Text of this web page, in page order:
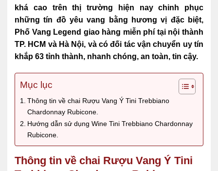
khá cao trên thị trường hiện nay chinh phục
những tín đồ yêu vang bằng hương vị đặc biệt,
Phố Vang Legend giao hàng miễn phí tại nội thành
TP. HCM và Hà Nội, và có đối tác vận chuyển uy tín
khắp 63 tỉnh thành, nhanh chóng, an toàn, tin cậy.
Mục lục
Thông tin về chai Rượu Vang Ý Tini Trebbiano
Chardonnay Rubicone.
Hướng dẫn sử dụng Wine Tini Trebbiano Chardonnay
Rubicone.
Thông tin về chai Rượu Vang Ý Tini